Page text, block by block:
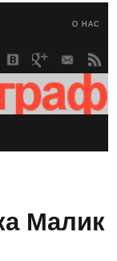
О НАС
Малик